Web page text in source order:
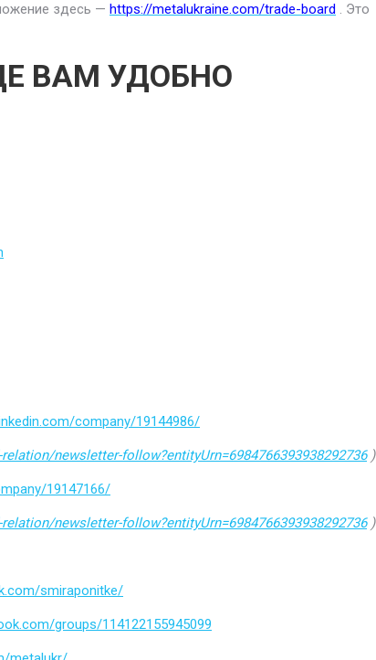
здесь — https://metalukraine.com/trade-board . Это
ВАМ УДОБНО
company/19144986/
newsletter-follow?entityUrn=6984766393938292736)
19147166/
newsletter-follow?entityUrn=6984766393938292736)
smiraponitke/
groups/114122155945099